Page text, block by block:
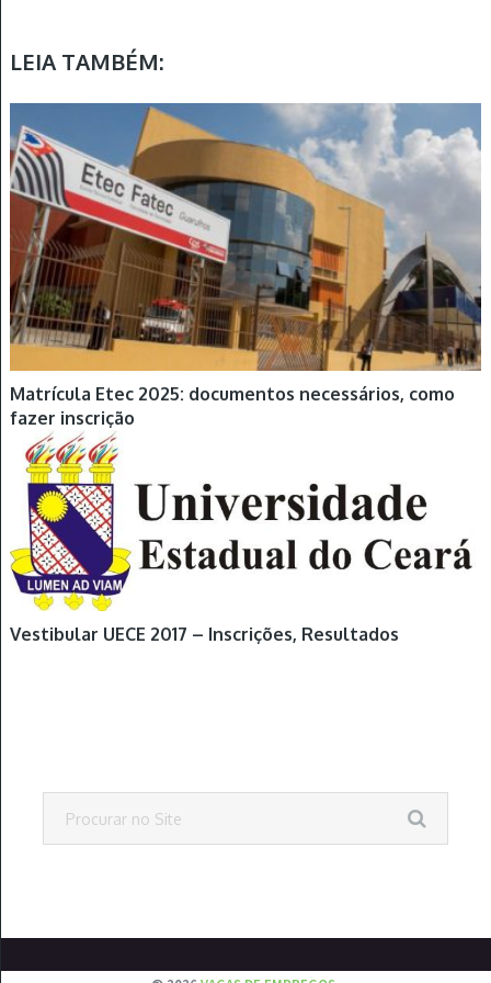
LEIA TAMBÉM:
Matrícula Etec 2025: documentos necessários, como
fazer inscrição
Vestibular UECE 2017 – Inscrições, Resultados